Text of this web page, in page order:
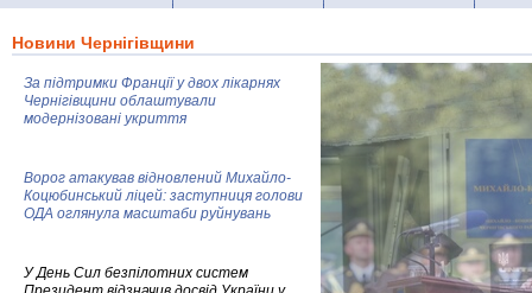
Новини Чернігівщини
За підтримки Франції у двох лікарнях
Чернігівщини облаштували
модернізовані укриття
Ворог атакував відновлений Михайло-
Коцюбинський ліцей: заступниця голови
ОДА оглянула масштаби руйнувань
У День Сил безпілотних систем